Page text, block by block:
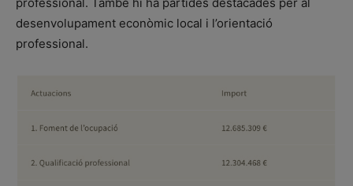
desenvolupament econòmic local i l’orientació
professional.